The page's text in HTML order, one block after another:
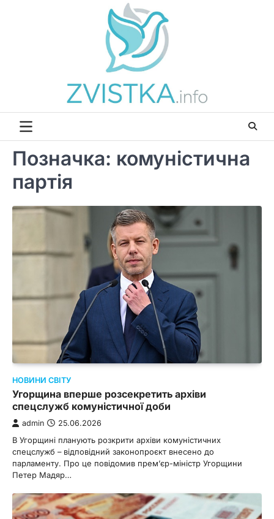
Позначка: комуністична
партія
НОВИНИ СВІТУ
Угорщина вперше розсекретить архіви
спецслужб комуністичної доби
admin 25.06.2026
В Угорщині планують розкрити архіви комуністичних
спецслужб – відповідний законопроєкт внесено до
парламенту. Про це повідомив прем’єр-міністр Угорщини
Петер Мадяр…